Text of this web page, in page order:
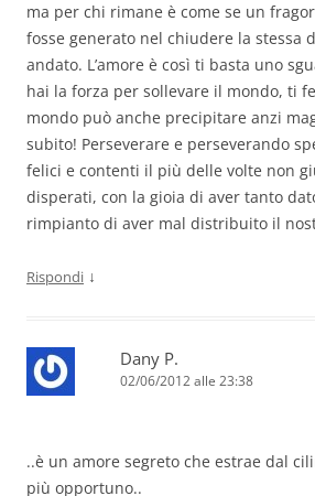
ma per chi rimane è come se un
fosse generato nel chiudere la stessa
andato. L’amore è così ti basta uno
hai la forza per sollevare il mondo, ti
mondo può anche precipitare anzi
subito! Perseverare e perseverando
felici e contenti il più delle volte non
disperati, con la gioia di aver tanto
rimpianto di aver mal distribuito il
Rispondi ↓
Dany P.
02/06/2012 alle 23:38
..è un amore segreto che estrae dal
più opportuno..